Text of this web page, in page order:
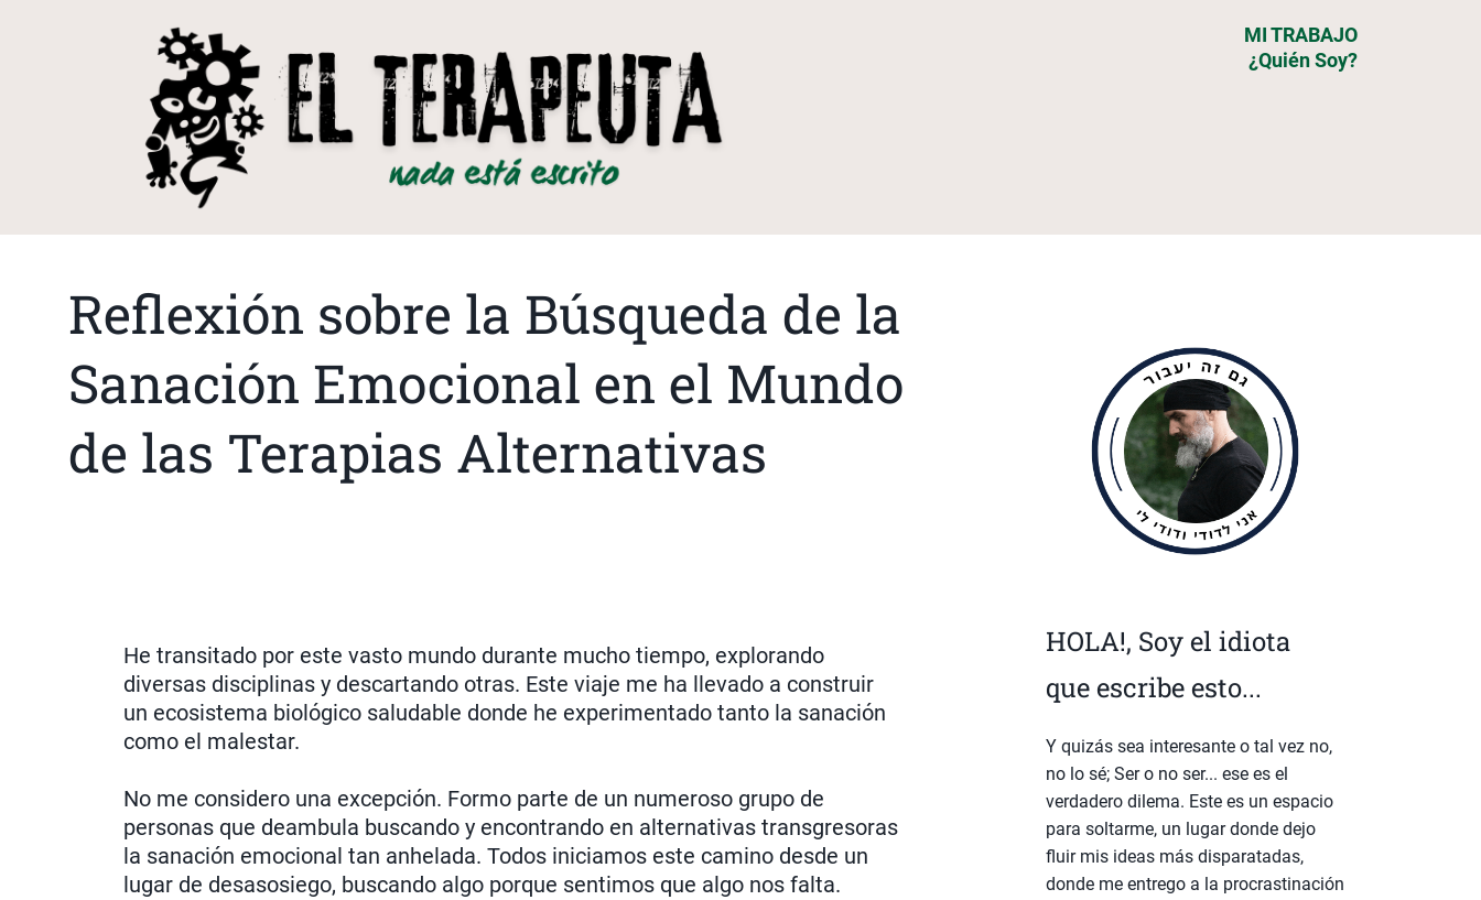
MI TRABAJO
¿Quién Soy?
Reflexión sobre la Búsqueda de la
Sanación Emocional en el Mundo
de las Terapias Alternativas
He transitado por este vasto mundo durante mucho tiempo, explorando
diversas disciplinas y descartando otras. Este viaje me ha llevado a construir
un ecosistema biológico saludable donde he experimentado tanto la sanación
como el malestar.
No me considero una excepción. Formo parte de un numeroso grupo de
personas que deambula buscando y encontrando en alternativas transgresoras
la sanación emocional tan anhelada. Todos iniciamos este camino desde un
lugar de desasosiego, buscando algo porque sentimos que algo nos falta.
HOLA!, Soy el idiota
que escribe esto...
Y quizás sea interesante o tal vez no,
no lo sé; Ser o no ser... ese es el
verdadero dilema. Este es un espacio
para soltarme, un lugar donde dejo
fluir mis ideas más disparatadas,
donde me entrego a la procrastinación